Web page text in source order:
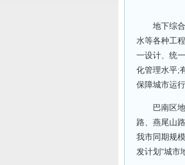
地下综合
水等各种工
一设计、统
化管理水平;
保障城市运
巴南区地
路、燕尾山
我市同期规
发计划“城市